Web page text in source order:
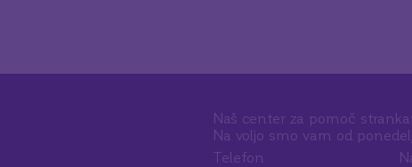
Naš center za pomoč
Na voljo smo vam od
Telefon